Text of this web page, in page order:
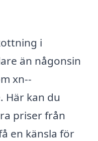
i
än någonsin
xn--
Här kan du
priser från
en känsla för